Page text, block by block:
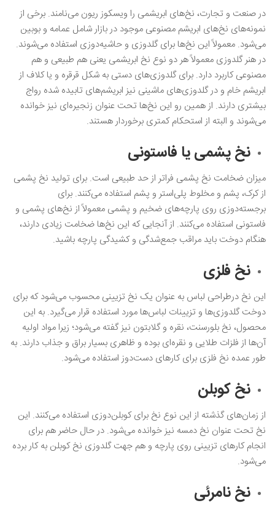
در صنعت و تجارت، نخ‌های ابریشمی را ویسکوز ریون می‌نامند. برخی از
نمونه‌های نخ‌های ابریشم مصنوعی موجود در بازار شامل عمامه و بوبین
می‌شود. معمولاً این نخ‌ها برای گلدوزی و حاشیه‌دوزی استفاده می‌شوند‌.
در هنر گلدوزی معمولاً هر دو نوع نخ ابریشمی یعنی هم طبیعی و هم
مصنوعی کاربرد دارد. برای گلدوزی‌های دستی به شکل قرقره و یا کلاف از
ابریشم خام و در گلدوزی‌های ماشینی نیز ابریشم‌های تابیده شده رواج
بیشتری دارند. از همین رو این نخ‌ها تحت عنوان زنجیره‌ای نیز خوانده
می‌شوند و البته از استحکام کمتری برخوردار هستند.
نخ پشمی یا فاستونی
میزان ضخامت نخ پشمی فراتر از حد طبیعی است. برای تولید نخ پشمی
از کرک، پشم و مخلوط پلی‌استر و پشم استفاده می‌کنند. برای
برجسته‌دوزی روی پارچه‌های ضخیم و پشمی معمولاً از نخ‌های پشمی و
فاستونی استفاده می‌کنند. از آنجایی که این نخ‌ها ضخامت زیادی دارند،
هنگام دوخت باید مراقب جمع‌شدگی و کشیدگی پارچه باشید.
نخ فلزی
این نخ درطراحی لباس به عنوان یک نخ تزیینی محسوب می‌شود که برای
دوخت گلدوزی‌ها و تزیینات لباس‌ها مورد استفاده قرار می‌گیرد. به این
محصول، نخ بلورسنت، نقره و گلابتون نیز گفته می‌شود؛ زیرا مواد اولیه
آن‌ها از فلزات طلایی و نقره‌ای بوده و ظاهری بسیار براق و جذاب دارند. به
طور عمده نخ فلزی برای کارهای دست‌دوز استفاده می‌شود.
نخ کوبلن
از زمان‌های گذشته از این نوع نخ برای کوبلن‌دوزی استفاده می‌کنند. این
نخ تحت عنوان نخ دمسه نیز خوانده می‌شود. در حال حاضر هم برای
انجام کارهای تزیینی روی پارچه و هم جهت گلدوزی نخ کوبلن به کار برده
می‌شود.
نخ نامرئی